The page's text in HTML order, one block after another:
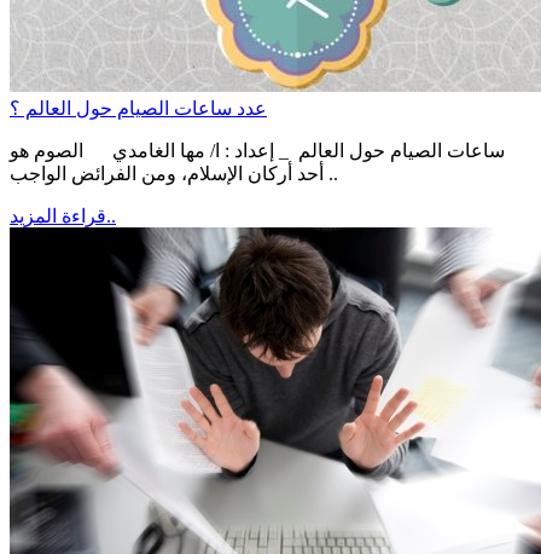
عدد ساعات الصيام حول العالم ؟
ساعات الصيام حول العالم _ إعداد : ا/ مها الغامدي الصوم هو
أحد أركان الإسلام، ومن الفرائض الواجب ..
قراءة المزيد..